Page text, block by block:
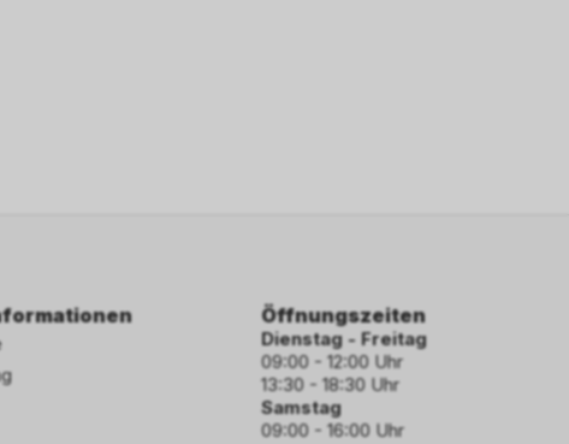
Öffnungszeiten
Dienstag - Freitag
09:00 - 12:00 Uhr
13:30 - 18:30 Uhr
Samstag
09:00 - 16:00 Uhr